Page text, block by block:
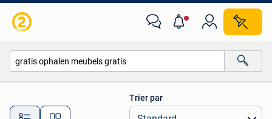
Toutes les distances…
Trier par